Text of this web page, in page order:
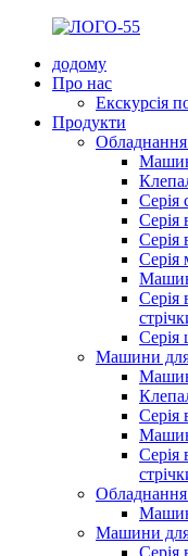
додому
Про нас
Екскурсія
Продукти
Обладнання
Серія
Серія
Серія
Серія
Серія
Машини для
Серія
Серія
Машини для
Серія